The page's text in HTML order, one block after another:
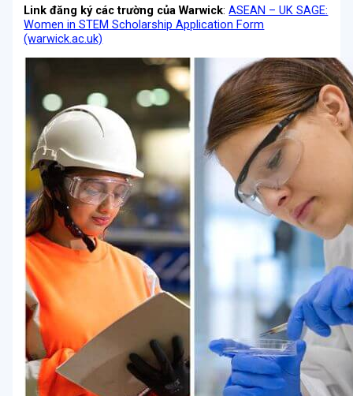
Link đăng ký các trường của Warwick:ASEAN – UK SAGE:
Women in STEM Scholarship Application Form
(warwick.ac.uk)